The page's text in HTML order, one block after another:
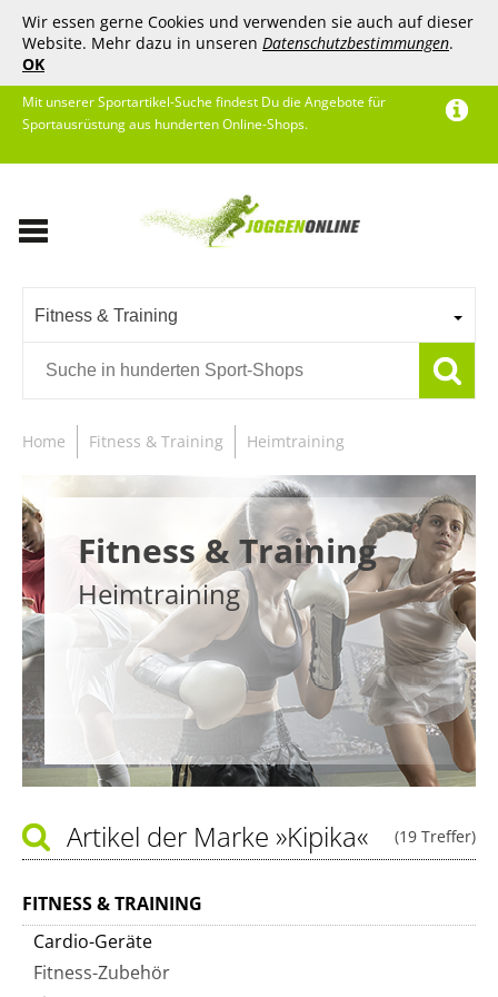
Wir essen gerne Cookies und verwenden sie auch auf dieser
Website. Mehr dazu in unseren Datenschutzbestimmungen.
OK
Mit unserer Sportartikel-Suche findest Du die Angebote für
Sportausrüstung aus hunderten Online-Shops.
Fitness & Training
Home Fitness & Training Heimtraining
Fitness & Training
Heimtraining
(19 Treffer)
Artikel der Marke »Kipika«
FITNESS & TRAINING
Cardio-Geräte
Fitness-Zubehör